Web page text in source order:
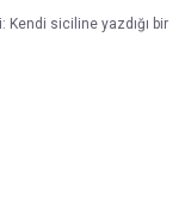
siciline yazdığı bir